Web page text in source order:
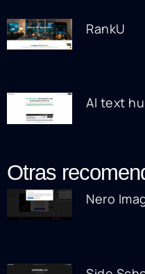
RankU
AI text
Otras
Nero